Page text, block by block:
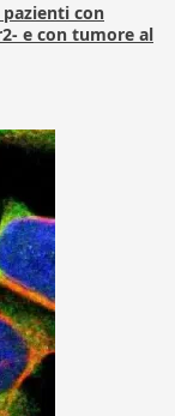
con
e con tumore al